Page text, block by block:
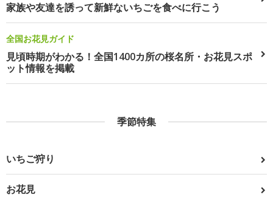
家族や友達を誘って新鮮ないちごを食べに行こう
全国お花見ガイド
見頃時期がわかる！全国1400カ所の桜名所・お花見スポ
ット情報を掲載
季節特集
いちご狩り
お花見